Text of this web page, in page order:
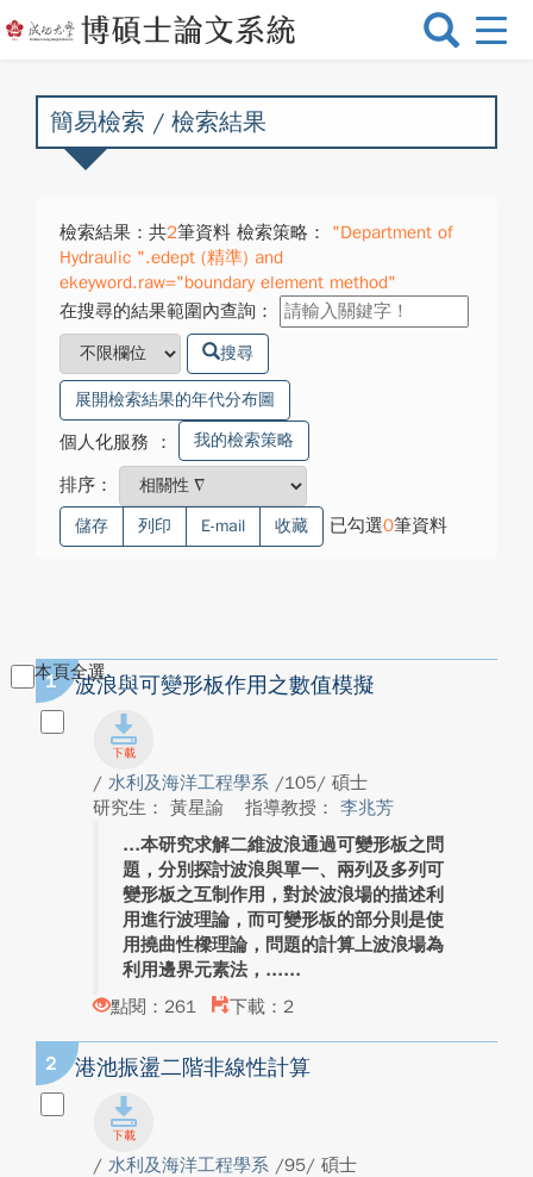
選
換
簡易檢索 / 檢索結果
檢索結果：共2筆資料 檢索策略：
"Department of
Hydraulic ".edept (精準) and
ekeyword.raw="boundary element method"
在搜尋的結果範圍內查詢：
搜尋
展開檢索結果的年代分布圖
個人化服務 ： 我的檢索策略
排序：
儲存 列印 E-mail 收藏 已勾選0筆資料
本頁全選
1 波浪與可變形板作用之數值模擬
/ 水利及海洋工程學系 /105/ 碩士
研究生： 黃星諭
指導教授： 李兆芳
本研究求解二維波浪通過可變形板之問
題，分別探討波浪與單一、兩列及多列可
變形板之互制作用，對於波浪場的描述利
用進行波理論，而可變形板的部分則是使
用撓曲性樑理論，問題的計算上波浪場為
利用邊界元素法，...
點閱：261
下載：2
2 港池振盪二階非線性計算
/ 水利及海洋工程學系 /95/ 碩士